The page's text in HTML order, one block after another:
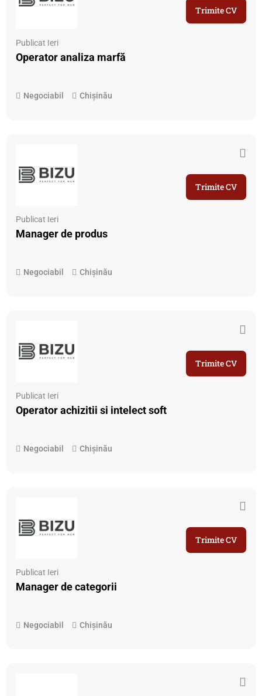
Publicat Ieri
Operator analiza marfă
Negociabil Chișinău
Trimite CV
Publicat Ieri
Manager de produs
Negociabil Chișinău
Trimite CV
Publicat Ieri
Operator achizitii si intelect soft
Negociabil Chișinău
Trimite CV
Publicat Ieri
Manager de categorii
Negociabil Chișinău
Trimite CV